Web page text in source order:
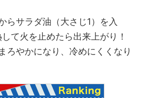
らサラダ油（大さじ1）を入
て火を止めたら出来上がり！
ろやかになり、冷めにくくなり